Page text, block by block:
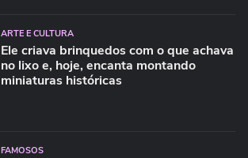
ARTE E CULTURA
Ele criava brinquedos com o que achava
no lixo e, hoje, encanta montando
miniaturas históricas
FAMOSOS